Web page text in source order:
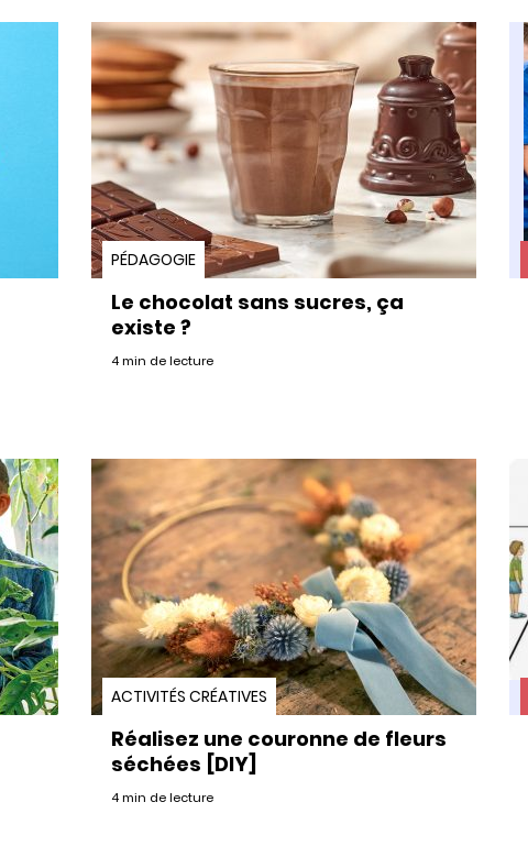
PÉDAGOGIE
Le chocolat sans sucres, ça
existe ?
4 min de lecture
ACTIVITÉS CRÉATIVES
Réalisez une couronne de fleurs
séchées [DIY]
4 min de lecture